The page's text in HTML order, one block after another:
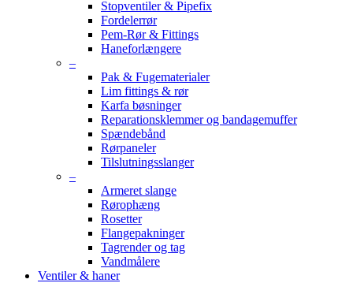
Stopventiler & Pipefix
Fordelerrør
Pem-Rør & Fittings
Haneforlængere
–
Pak & Fugematerialer
Lim fittings & rør
Karfa bøsninger
Reparationsklemmer og bandagemuffer
Spændebånd
Rørpaneler
Tilslutningsslanger
–
Armeret slange
Rørophæng
Rosetter
Flangepakninger
Tagrender og tag
Vandmålere
Ventiler & haner